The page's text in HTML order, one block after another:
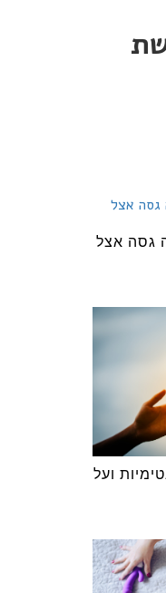
גסה אצל
ועל